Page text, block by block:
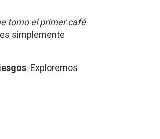
tomo el primer café
simplemente
. Exploremos